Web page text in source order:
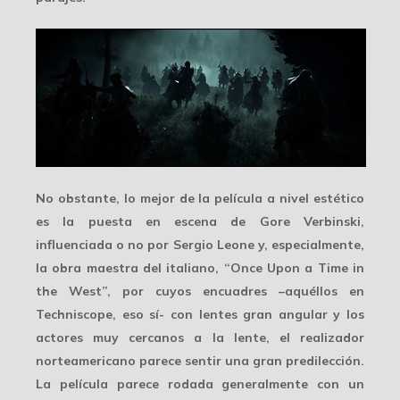
No obstante, lo mejor de la película a nivel estético
es la puesta en escena de Gore Verbinski,
influenciada o no por Sergio Leoney, especialmente,
la obra maestra del italiano, “Once Upon a Time in
the West”, por cuyos encuadres –aquéllos en
Techniscope, eso sí- con lentes gran angular y los
actores muy cercanos a la lente, el realizador
norteamericano parece sentir una gran predilección.
La película parece rodada generalmente con un